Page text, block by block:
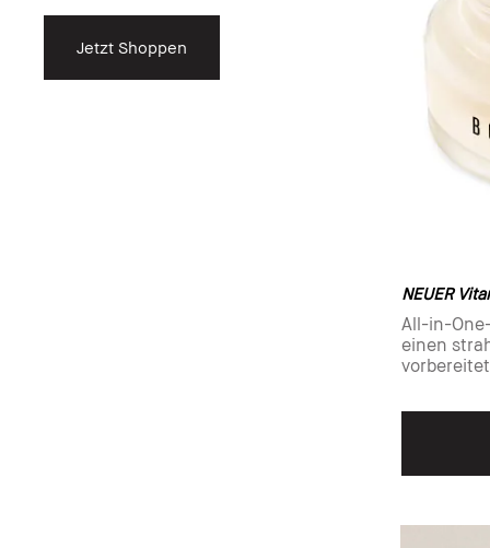
Jetzt Shoppen
NEUER
All-in-
einen